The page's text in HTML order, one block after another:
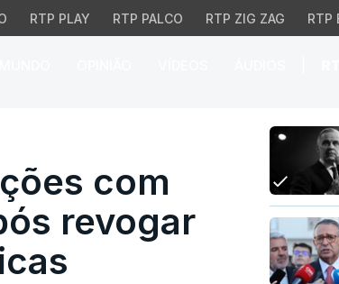
RTP PLAY RTP PALCO RTP ZIG ZAG RTP
com EUA
com
revogar